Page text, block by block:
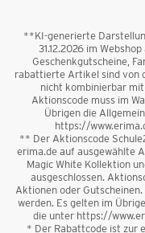
**KI-generierte
31.12.2026 im
Geschenkgutscheine,
rabattierte Artikel sind von
nicht kombinierbar
Aktionscode muss im
Übrigen die
https://
** Der Aktionscode
erima.de auf ausgewählte
Magic White Kollektion
ausgeschlossen.
Aktionen oder
werden. Es gelten im
die unter https://
* Der Rabattcode ist zur